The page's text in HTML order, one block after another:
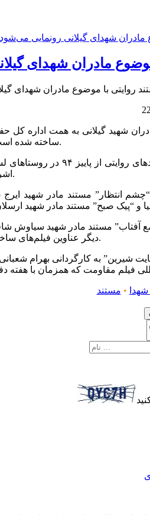
با خبرنگار تسنیم اظهار داشت: ۸ عنوان فیلم مستند روایتی
ساخته شده است که در هفته دفاع مقدس امسال رونمایی می‌شود.
وی با بیان اینکه این فیلم‌ها نخستین تجربه
اشرفیه و سیاهکل آغاز شد و بهار امسال به پایان رسید.
انتظار” مستند مادر شهید
مستند مادر شهید سیاوش
دیگر عناوین فیلم‌های ساخته شده با موضوع مستند مادران شهید گیلانی است.
شیرین” به کارگردانی بهرام
• مستند